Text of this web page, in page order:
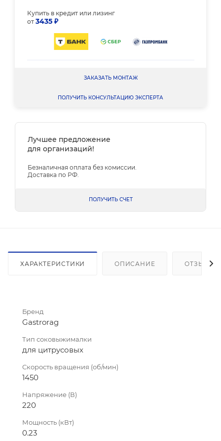
Купить в кредит или лизинг
от 3435 ₽
ЗАКАЗАТЬ МОНТАЖ
ПОЛУЧИТЬ КОНСУЛЬТАЦИЮ ЭКСПЕРТА
Лучшее предложение
для организаций!
Безналичная оплата без комиссии.
Доставка по РФ.
ПОЛУЧИТЬ СЧЕТ
ХАРАКТЕРИСТИКИ ОПИСАНИЕ ОТЗЫВЫ
Бренд
Gastrorag
Тип соковыжималки
для цитрусовых
Скорость вращения (об/мин)
1450
Напряжение (В)
220
Мощность (кВт)
0.23